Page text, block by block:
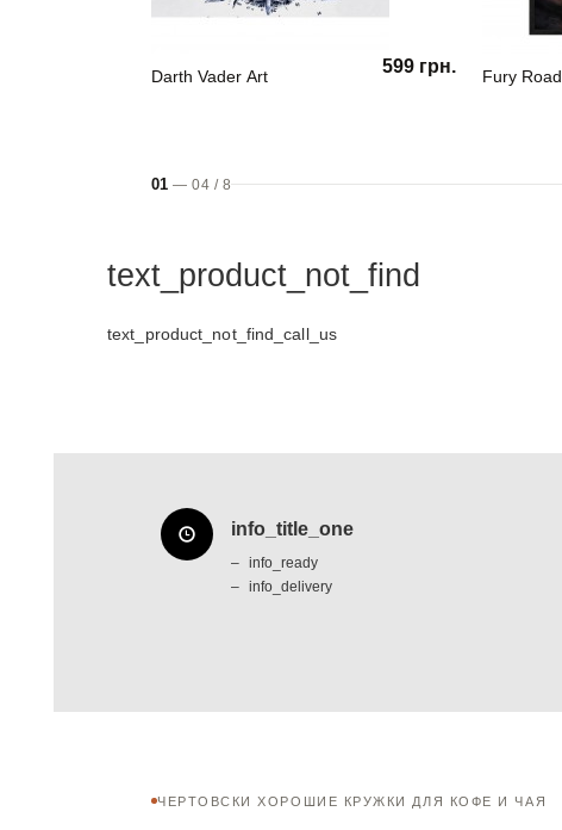
Darth Vader Art 599 грн. Fury Road.
01 —04 / 8
text_product_not_find
text_product_not_find_call_us
info_title_one
info_ready
info_delivery
ЧЕРТОВСКИ ХОРОШИЕ КРУЖКИ ДЛЯ КОФЕ И ЧАЯ